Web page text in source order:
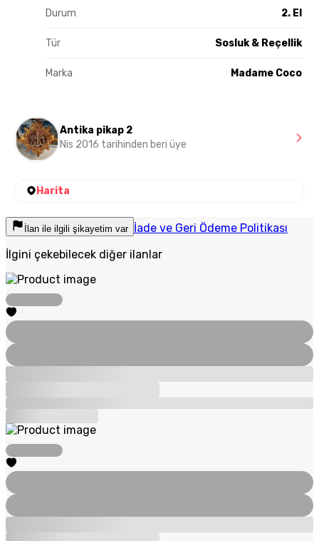
Durum 2. El
Tür Sosluk & Reçellik
Marka Madame Coco
Antika pikap 2
Nis 2016 tarihinden beri üye
Harita
İlan ile ilgili şikayetim var İade ve Geri Ödeme Politikası
İlgini çekebilecek diğer ilanlar